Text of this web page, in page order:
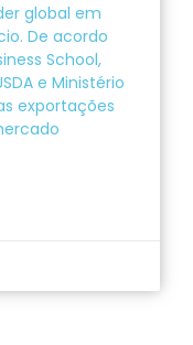
global em
De acordo
School,
e Ministério
exportações